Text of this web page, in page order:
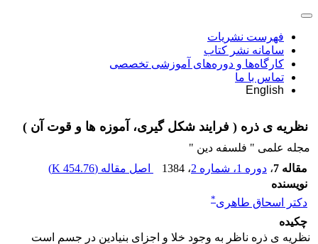
فهرست نشریات
سامانه نشر کتاب
کارگاه‌ها و دوره‌های آموزشی تخصصی
تماس با ما
English
نظریه ی ذره ( فرایند شکل گیری، آموزه ها و قوت آن )
مجله علمی " فلسفه دین "
مقاله 7
، دوره 1، شماره 2 ، 1384 اصل مقاله (454.76 K
)
نویسنده
دکتر اسحاق طاهری*
چکیده
نظریه ی ذره ناظر به وجود خلا و اجزای بنیادین در جسم است